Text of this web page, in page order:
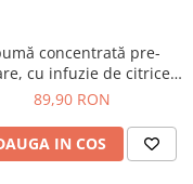
concentrată pre-
cu infuzie de citrice -
Finesse Avalanche
89,90 RON
IN COS